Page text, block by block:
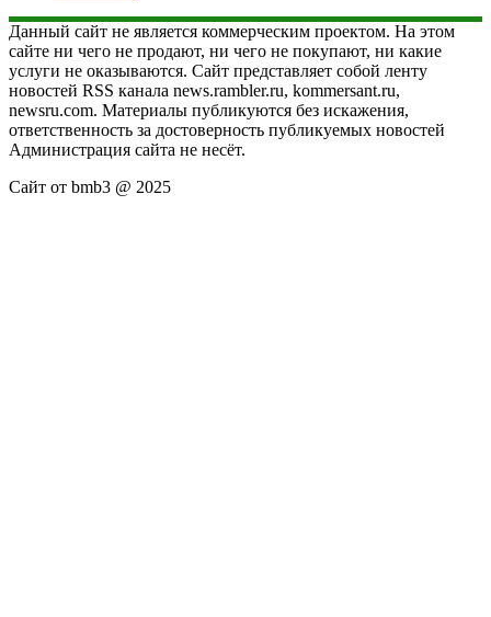
Данный сайт не является коммерческим проектом. На этом
сайте ни чего не продают, ни чего не покупают, ни какие
услуги не оказываются. Сайт представляет собой ленту
новостей RSS канала news.rambler.ru, kommersant.ru,
newsru.com. Материалы публикуются без искажения,
ответственность за достоверность публикуемых новостей
Администрация сайта не несёт.
Сайт от bmb3 @ 2025